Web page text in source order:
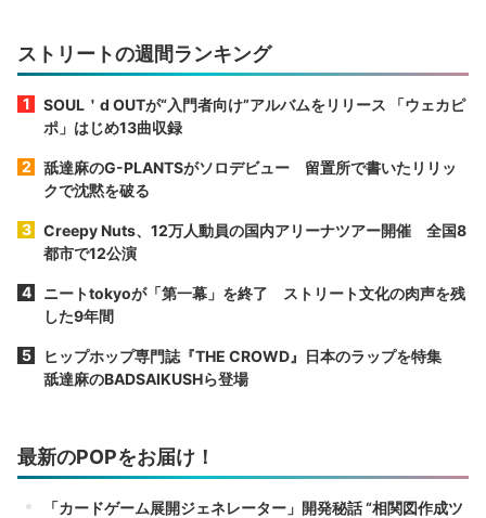
ストリートの週間ランキング
SOUL＇d OUTが“入門者向け”アルバムをリリース 「ウェカピ
ポ」はじめ13曲収録
舐達麻のG-PLANTSがソロデビュー 留置所で書いたリリッ
クで沈黙を破る
Creepy Nuts、12万人動員の国内アリーナツアー開催 全国8
都市で12公演
ニートtokyoが「第一幕」を終了 ストリート文化の肉声を残
した9年間
ヒップホップ専門誌『THE CROWD』日本のラップを特集
舐達麻のBADSAIKUSHら登場
最新のPOPをお届け！
「カードゲーム展開ジェネレーター」開発秘話 “相関図作成ツ